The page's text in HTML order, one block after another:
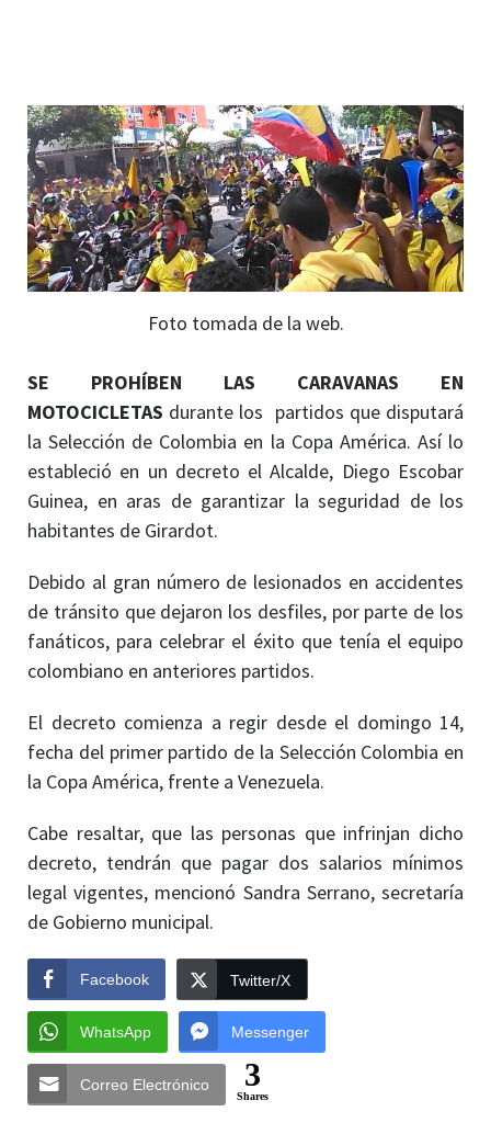
Foto tomada de la web.
SE PROHÍBEN LAS CARAVANAS EN
MOTOCICLETAS durante los partidos que disputará
la Selección de Colombia en la Copa América. Así lo
estableció en un decreto el Alcalde, Diego Escobar
Guinea, en aras de garantizar la seguridad de los
habitantes de Girardot.
Debido al gran número de lesionados en accidentes
de tránsito que dejaron los desfiles, por parte de los
fanáticos, para celebrar el éxito que tenía el equipo
colombiano en anteriores partidos.
El decreto comienza a regir desde el domingo 14,
fecha del primer partido de la Selección Colombia en
la Copa América, frente a Venezuela.
Cabe resaltar, que las personas que infrinjan dicho
decreto, tendrán que pagar dos salarios mínimos
legal vigentes, mencionó Sandra Serrano, secretaría
de Gobierno municipal.
Facebook Twitter/X
WhatsApp Messenger
Correo Electrónico 3
Shares